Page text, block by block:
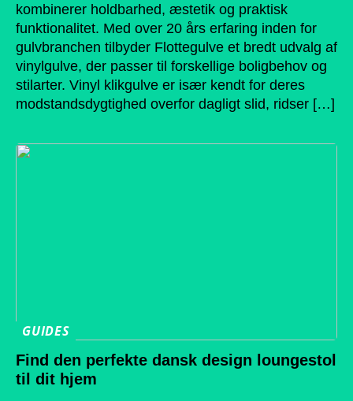
kombinerer holdbarhed, æstetik og praktisk
funktionalitet. Med over 20 års erfaring inden for
gulvbranchen tilbyder Flottegulve et bredt udvalg af
vinylgulve, der passer til forskellige boligbehov og
stilarter. Vinyl klikgulve er især kendt for deres
modstandsdygtighed overfor dagligt slid, ridser […]
GUIDES
Find den perfekte dansk design loungestol
til dit hjem